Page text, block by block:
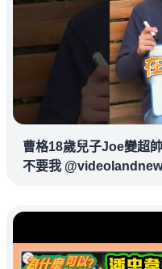
曹格18歲兒子Joe變超
不要我